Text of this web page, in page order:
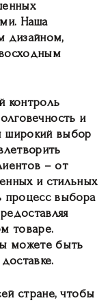
Наша
дизайном,
контроль
и
широкий выбор
– от
и стильных
процесс выбора
товаре.
можете быть
стране, чтобы